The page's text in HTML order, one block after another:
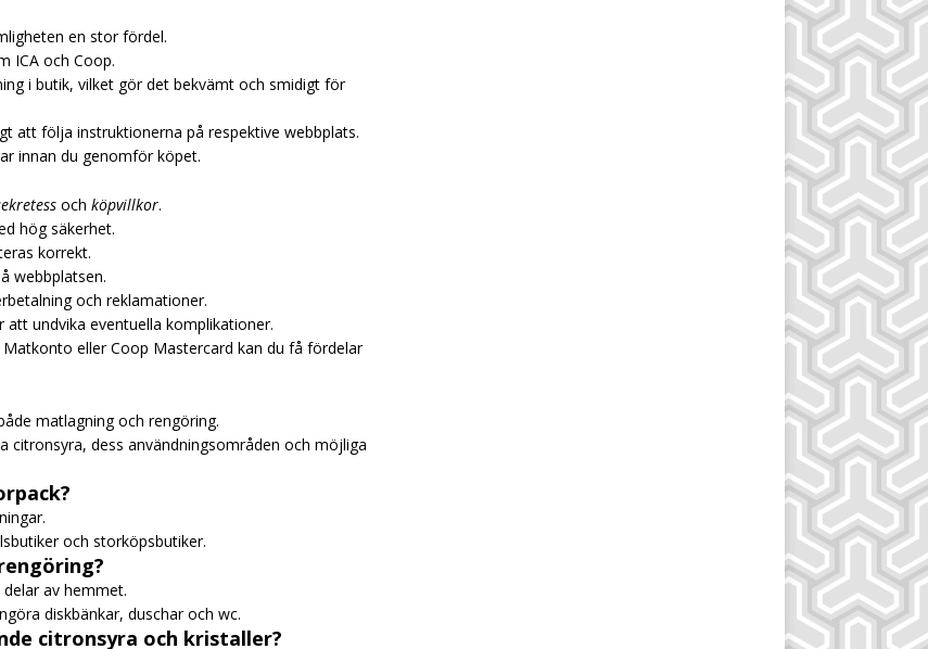
en stor fördel.
ICA och Coop.
i butik, vilket gör det bekvämt och smidigt för
att följa instruktionerna på respektive webbplats.
innan du genomför köpet.
och köpvillkor.
hög säkerhet.
korrekt.
webbplatsen.
och reklamationer.
undvika eventuella komplikationer.
eller Coop Mastercard kan du få fördelar
matlagning och rengöring.
citronsyra, dess användningsområden och möjliga
och storköpsbutiker.
av hemmet.
diskbänkar, duschar och wc.
citronsyra och kristaller?